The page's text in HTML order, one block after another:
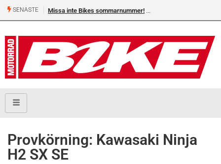
SENASTE Missa inte Bikes sommarnummer!
Provkörning: Kawasaki Ninja
H2 SX SE